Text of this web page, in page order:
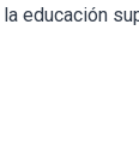
educación